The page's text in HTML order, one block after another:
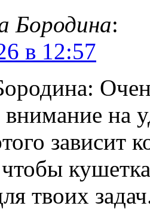
Бородина:
в 12:57
внимание на
зависит
твоих